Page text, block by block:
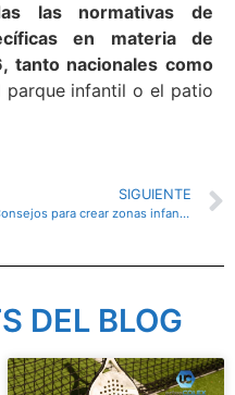
las normativas de
en materia de
tanto nacionales como
parque infantil o el patio
SIGUIENTE
Consejos para crear zonas infantiles en bares y restaurantes
DEL BLOG